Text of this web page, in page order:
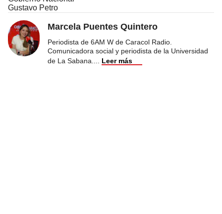
Gustavo Petro
Marcela Puentes Quintero
Periodista de 6AM W de Caracol Radio.
Comunicadora social y periodista de la Universidad
de La Sabana.
Leer más